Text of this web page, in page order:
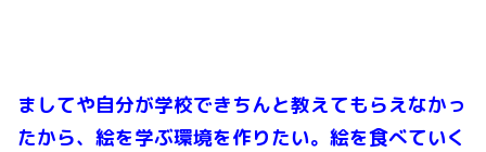
ましてや自分が学校できちんと教えてもらえなかっ
たから、絵を学ぶ環境を作りたい。絵を食べていく